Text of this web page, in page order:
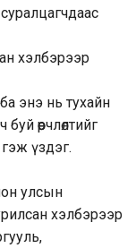
хэлбэрээр
энэ нь тухайн
өөрчлөлтийг
үздэг.
улсын
хэлбэрээр